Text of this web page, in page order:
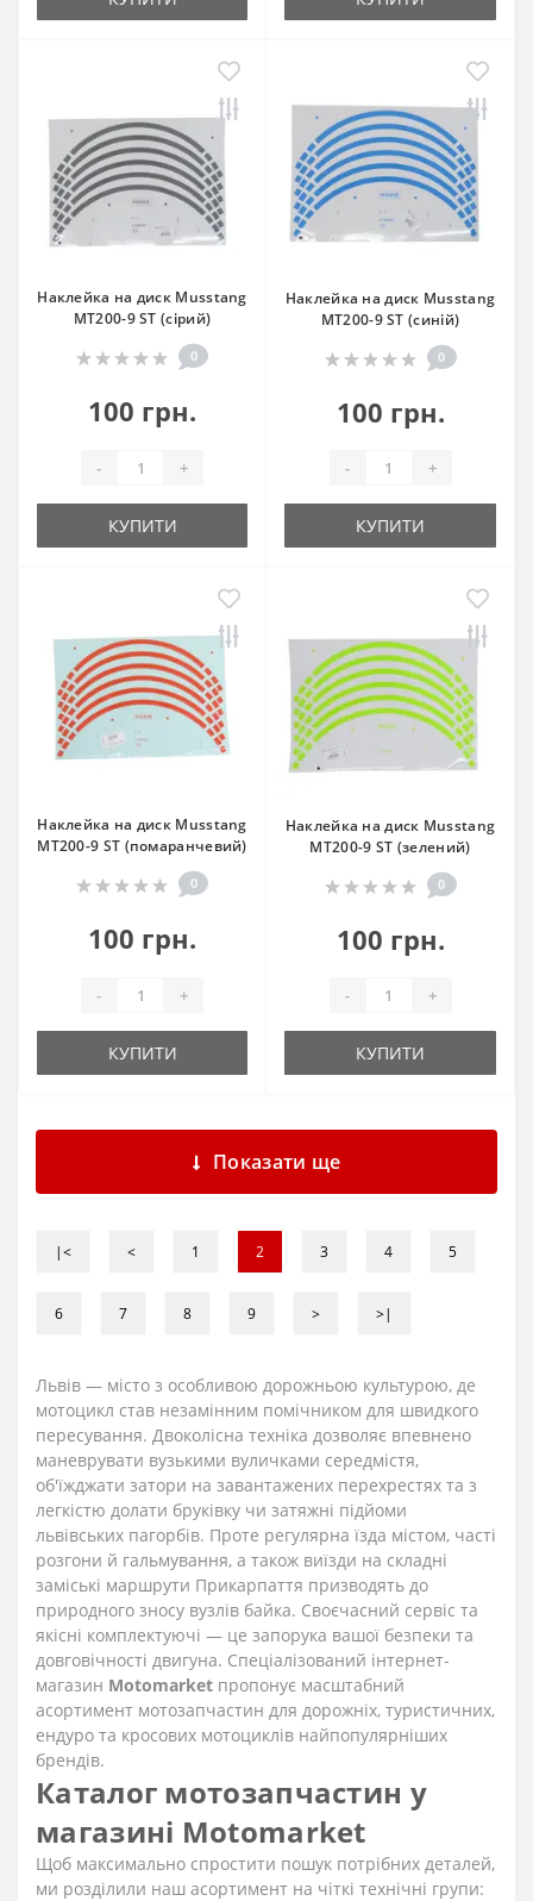
Наклейка на диск Musstang
МТ200-9 ST (сірий)
0
100 грн.
- +
КУПИТИ
Наклейка на диск Musstang
МТ200-9 ST (синій)
0
100 грн.
- +
КУПИТИ
Наклейка на диск Musstang
МТ200-9 ST (помаранчевий)
0
100 грн.
- +
КУПИТИ
Наклейка на диск Musstang
МТ200-9 ST (зелений)
0
100 грн.
- +
КУПИТИ
Показати ще
|< < 1 2 3 4 5
6 7 8 9 > >|
Львів — місто з особливою дорожньою культурою, де
мотоцикл став незамінним помічником для швидкого
пересування. Двоколісна техніка дозволяє впевнено
маневрувати вузькими вуличками середмістя,
об'їжджати затори на завантажених перехрестях та з
легкістю долати бруківку чи затяжні підйоми
львівських пагорбів. Проте регулярна їзда містом, часті
розгони й гальмування, а також виїзди на складні
заміські маршрути Прикарпаття призводять до
природного зносу вузлів байка. Своєчасний сервіс та
якісні комплектуючі — це запорука вашої безпеки та
довговічності двигуна. Спеціалізований інтернет-
магазин Motomarket пропонує масштабний
асортимент мотозапчастин для дорожніх, туристичних,
ендуро та кросових мотоциклів найпопулярніших
брендів.
Каталог мотозапчастин у
магазині Motomarket
Щоб максимально спростити пошук потрібних деталей,
ми розділили наш асортимент на чіткі технічні групи: